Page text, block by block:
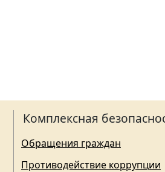
Комплексная
Обращения граждан
Противодействие коррупции